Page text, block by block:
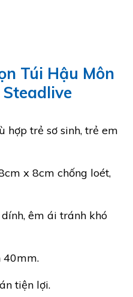
Túi Hậu Môn
hợp trẻ sơ sinh, trẻ em
x 8cm chống loét,
êm ái tránh khó
40mm.
tiện lợi.